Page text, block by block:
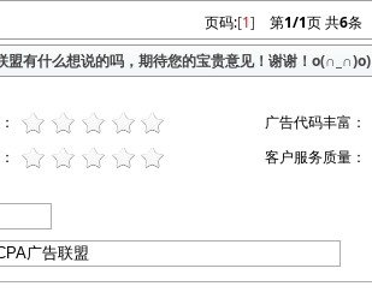
页码:[1] 第1/1页 共6条
盟有什么想说的吗，期待您的宝贵意见！谢谢！o(∩_∩)o)
广告代码丰富：
客户服务质量：